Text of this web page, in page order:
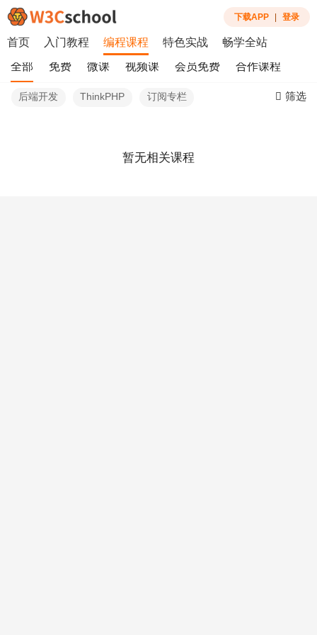
下载APP 登录
首页 入门教程 编程课程 特色实战 畅学全站
全部 免费 微课 视频课 会员免费 合作课程
后端开发 ThinkPHP 订阅专栏 筛选
暂无相关课程